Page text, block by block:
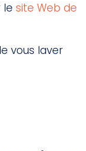
le site Web de
vous laver